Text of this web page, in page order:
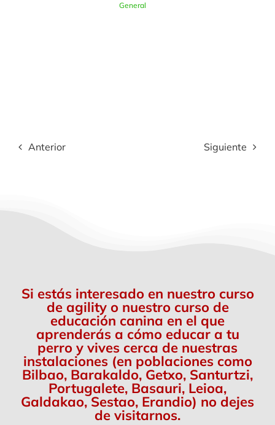
General
Anterior Siguiente
Si estás interesado en nuestro curso
de agility o nuestro curso de
educación canina en el que
aprenderás a cómo educar a tu
perro y vives cerca de nuestras
instalaciones (en poblaciones como
Bilbao, Barakaldo, Getxo, Santurtzi,
Portugalete, Basauri, Leioa,
Galdakao, Sestao, Erandio) no dejes
de visitarnos.